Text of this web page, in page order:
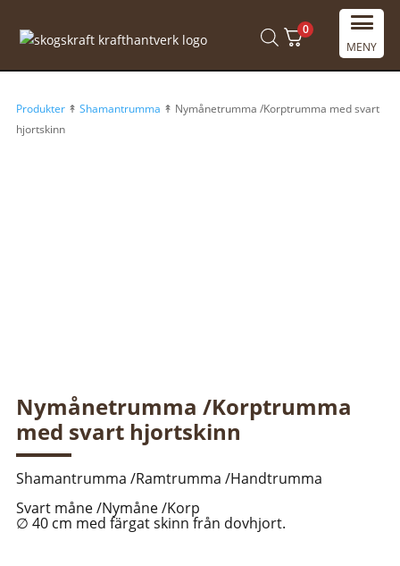
0
MENY
Produkter↟ Shamantrumma ↟ Nymånetrumma /Korptrumma med svart
hjortskinn
Nymånetrumma /Korptrumma
med svart hjortskinn
Shamantrumma /Ramtrumma /Handtrumma
Svart måne /Nymåne /Korp
∅ 40 cm med färgat skinn från dovhjort.